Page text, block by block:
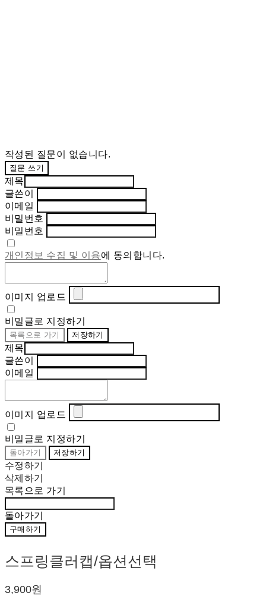
작성된 질문이 없습니다.
질문 쓰기
제목
글쓴이
이메일
비밀번호
비밀번호
개인정보 수집 및 이용에 동의합니다.
이미지 업로드
비밀글로 지정하기
목록으로 가기 저장하기
제목
글쓴이
이메일
이미지 업로드
비밀글로 지정하기
돌아가기 저장하기
수정하기
삭제하기
목록으로 가기
돌아가기
구매하기
스프링클러캡/옵션선택
3,900원